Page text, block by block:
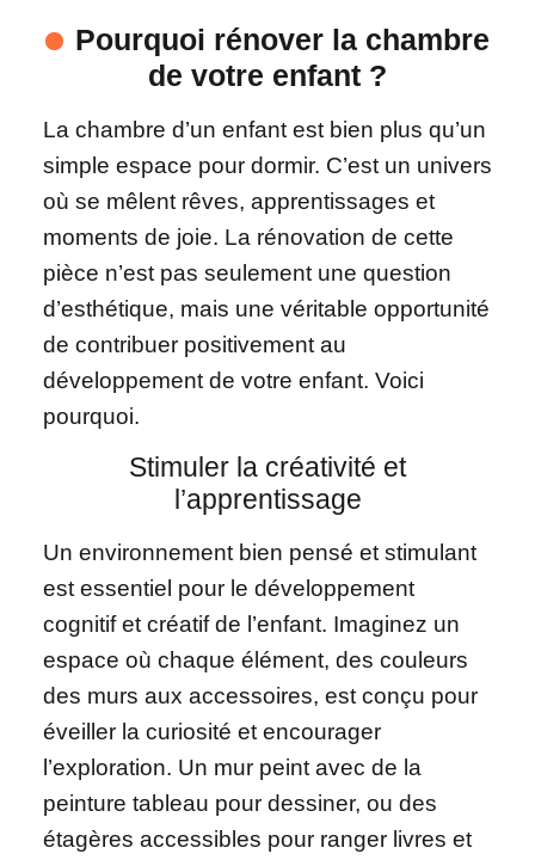
Pourquoi rénover la chambre
de votre enfant ?
La chambre d’un enfant est bien plus qu’un
simple espace pour dormir. C’est un univers
où se mêlent rêves, apprentissages et
moments de joie. La rénovation de cette
pièce n’est pas seulement une question
d’esthétique, mais une véritable opportunité
de contribuer positivement au
développement de votre enfant. Voici
pourquoi.
Stimuler la créativité et
l’apprentissage
Un environnement bien pensé et stimulant
est essentiel pour le développement
cognitif et créatif de l’enfant. Imaginez un
espace où chaque élément, des couleurs
des murs aux accessoires, est conçu pour
éveiller la curiosité et encourager
l’exploration. Un mur peint avec de la
peinture tableau pour dessiner, ou des
étagères accessibles pour ranger livres et